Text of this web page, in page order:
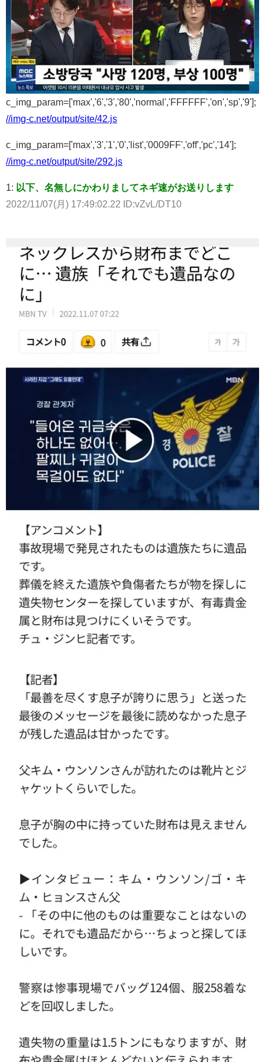
c_img_param=['max','6','3','80','normal','FFFFFF','on','sp','9'];
//img-c.net/output/site/42.js
c_img_param=['max','3','1','0','list','0009FF','off','pc','14'];
//img-c.net/output/site/292.js
1: 以下、名無しにかわりましてネギ速がお送りします
2022/11/07(月) 17:49:02.22 ID:vZvL/DT10